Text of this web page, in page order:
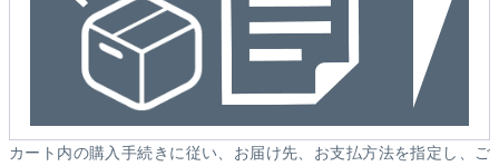
カート内の購入手続きに従い、お届け先、お支払方法を指定し、ご